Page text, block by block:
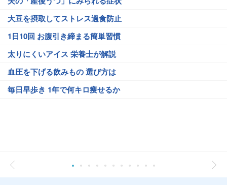
大豆を摂取してストレス過食防止
1日10回 お腹引き締まる簡単習慣
太りにくいアイス 栄養士が解説
血圧を下げる飲みもの 選び方は
毎日早歩き 1年で何キロ痩せるか